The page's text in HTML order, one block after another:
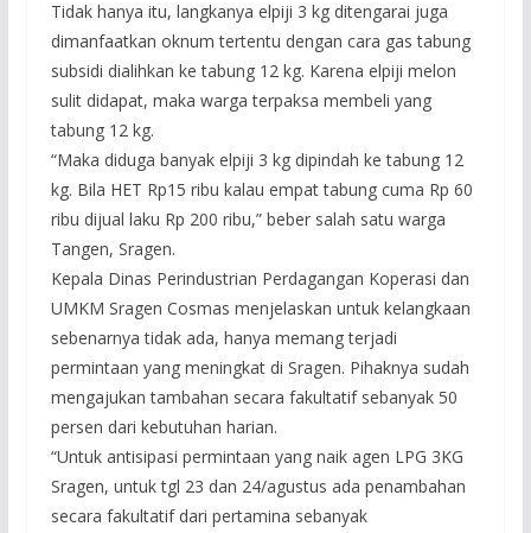
Tidak hanya itu, langkanya elpiji 3 kg ditengarai juga
dimanfaatkan oknum tertentu dengan cara gas tabung
subsidi dialihkan ke tabung 12 kg. Karena elpiji melon
sulit didapat, maka warga terpaksa membeli yang
tabung 12 kg.
“Maka diduga banyak elpiji 3 kg dipindah ke tabung 12
kg. Bila HET Rp15 ribu kalau empat tabung cuma Rp 60
ribu dijual laku Rp 200 ribu,” beber salah satu warga
Tangen, Sragen.
Kepala Dinas Perindustrian Perdagangan Koperasi dan
UMKM Sragen Cosmas menjelaskan untuk kelangkaan
sebenarnya tidak ada, hanya memang terjadi
permintaan yang meningkat di Sragen. Pihaknya sudah
mengajukan tambahan secara fakultatif sebanyak 50
persen dari kebutuhan harian.
“Untuk antisipasi permintaan yang naik agen LPG 3KG
Sragen, untuk tgl 23 dan 24/agustus ada penambahan
secara fakultatif dari pertamina sebanyak